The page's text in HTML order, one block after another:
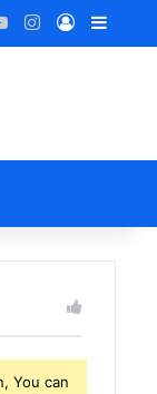
YouTubeInstagram
Log In
You can